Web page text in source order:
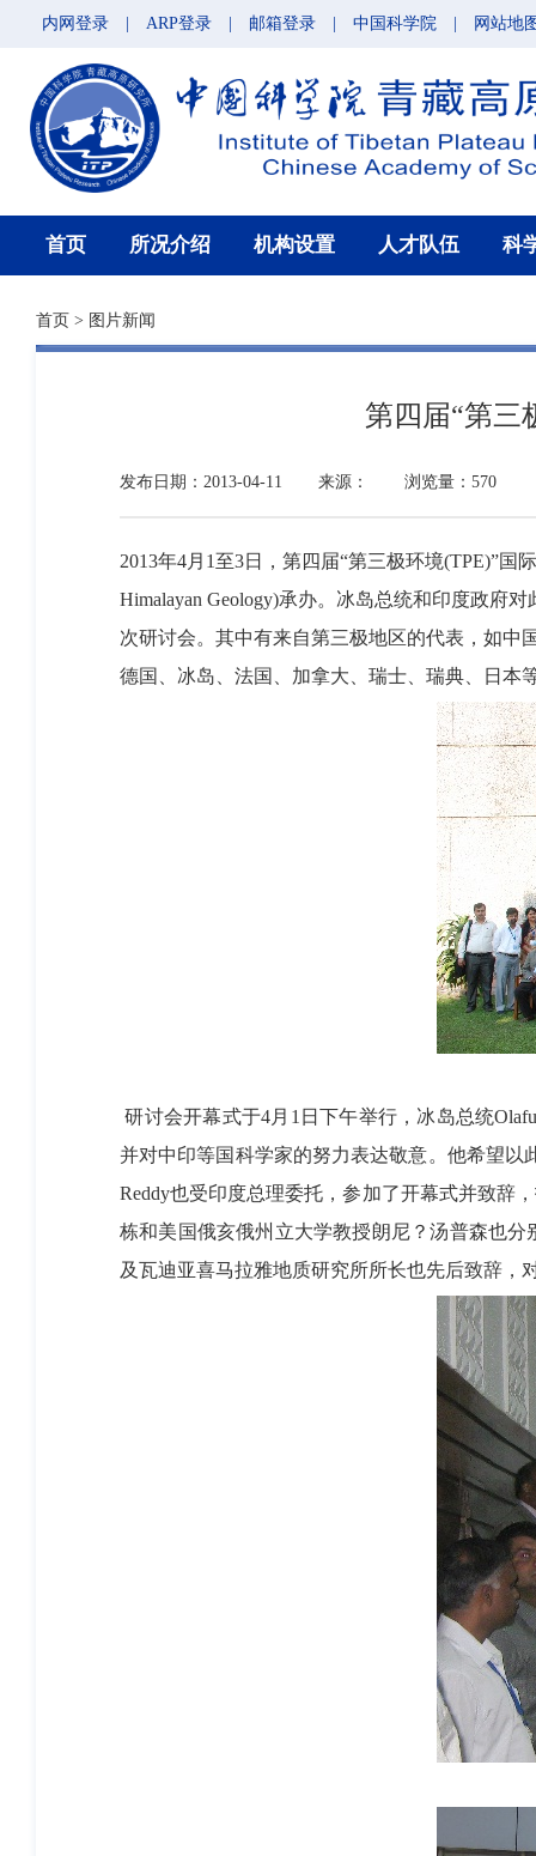
内网登录 ARP登录 邮箱登录 中国科学院 网站地
首页 所况介绍 机构设置 人才队伍 科
首页 > 图片新闻
第四届“第三
发布日期：2013-04-11 来源： 浏览量：570
2013年4月1至3日，第四届“第三极环境(TPE)”
Himalayan Geology)承办。冰岛总统和印度政府
次研讨会。其中有来自第三极地区的代表，如中
德国、冰岛、法国、加拿大、瑞士、瑞典、日本
研讨会开幕式于4月1日下午举行，冰岛总统
并对中印等国科学家的努力表达敬意。他希望以
Reddy也受印度总理委托，参加了开幕式并致辞
栋和美国俄亥俄州立大学教授朗尼？汤普森也
及瓦迪亚喜马拉雅地质研究所所长也先后致辞，